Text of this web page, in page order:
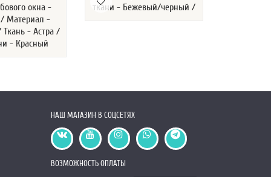
окна -
/ Материал -
- Астра /
- Красный
ткани - Бежевый/черный /
НАШ МАГАЗИН В СОЦСЕТЯХ
ВОЗМОЖНОСТЬ ОПЛАТЫ